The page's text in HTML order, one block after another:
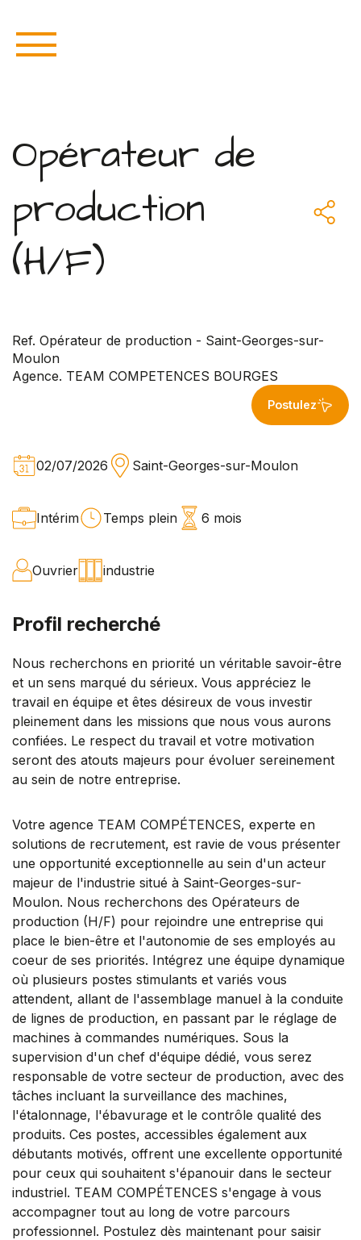
Opérateur de
production
(H/F)
Ref. Opérateur de production - Saint-Georges-sur-
Moulon
Agence. TEAM COMPETENCES BOURGES
Postulez
02/07/2026 Saint-Georges-sur-Moulon
Intérim Temps plein 6 mois
Ouvrier industrie
Profil recherché
Nous recherchons en priorité un véritable savoir-être
et un sens marqué du sérieux. Vous appréciez le
travail en équipe et êtes désireux de vous investir
pleinement dans les missions que nous vous aurons
confiées. Le respect du travail et votre motivation
seront des atouts majeurs pour évoluer sereinement
au sein de notre entreprise.
Votre agence TEAM COMPÉTENCES, experte en
solutions de recrutement, est ravie de vous présenter
une opportunité exceptionnelle au sein d'un acteur
majeur de l'industrie situé à Saint-Georges-sur-
Moulon. Nous recherchons des Opérateurs de
production (H/F) pour rejoindre une entreprise qui
place le bien-être et l'autonomie de ses employés au
coeur de ses priorités. Intégrez une équipe dynamique
où plusieurs postes stimulants et variés vous
attendent, allant de l'assemblage manuel à la conduite
de lignes de production, en passant par le réglage de
machines à commandes numériques. Sous la
supervision d'un chef d'équipe dédié, vous serez
responsable de votre secteur de production, avec des
tâches incluant la surveillance des machines,
l'étalonnage, l'ébavurage et le contrôle qualité des
produits. Ces postes, accessibles également aux
débutants motivés, offrent une excellente opportunité
pour ceux qui souhaitent s'épanouir dans le secteur
industriel. TEAM COMPÉTENCES s'engage à vous
accompagner tout au long de votre parcours
professionnel. Postulez dès maintenant pour saisir